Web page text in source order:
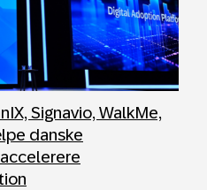
Signavio, WalkMe,
danske